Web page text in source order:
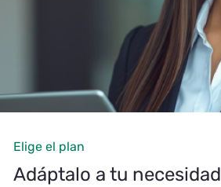
Elige el plan
Adáptalo a tu necesidad